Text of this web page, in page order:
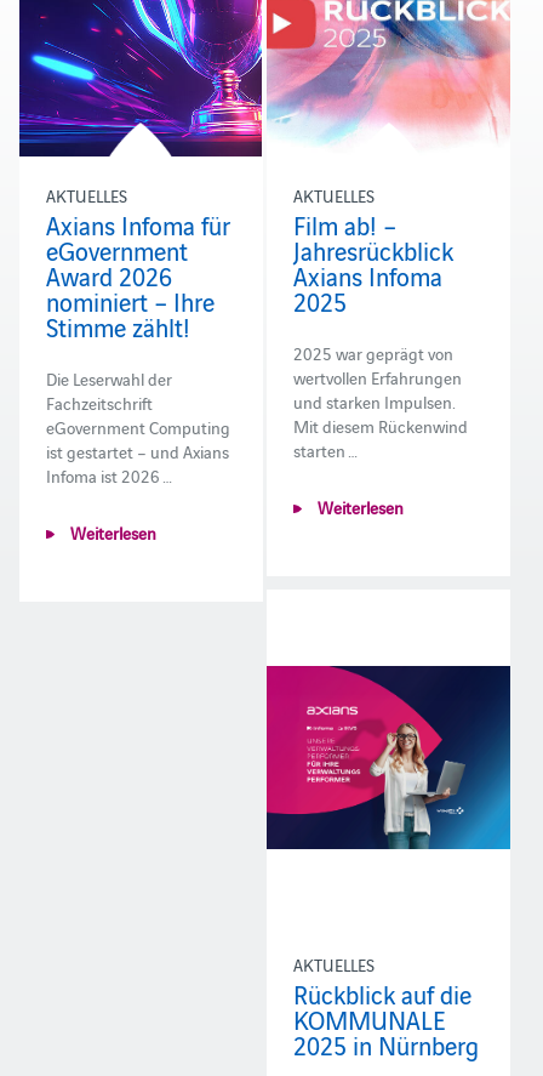
AKTUELLES
Axians Infoma für
eGovernment
Award 2026
nominiert – Ihre
Stimme zählt!
Die Leserwahl der
Fachzeitschrift
eGovernment Computing
ist gestartet – und Axians
Infoma ist 2026 …
Weiterlesen
AKTUELLES
Film ab! –
Jahresrückblick
Axians Infoma
2025
2025 war geprägt von
wertvollen Erfahrungen
und starken Impulsen.
Mit diesem Rückenwind
starten …
Weiterlesen
AKTUELLES
Rückblick auf die
KOMMUNALE
2025 in Nürnberg